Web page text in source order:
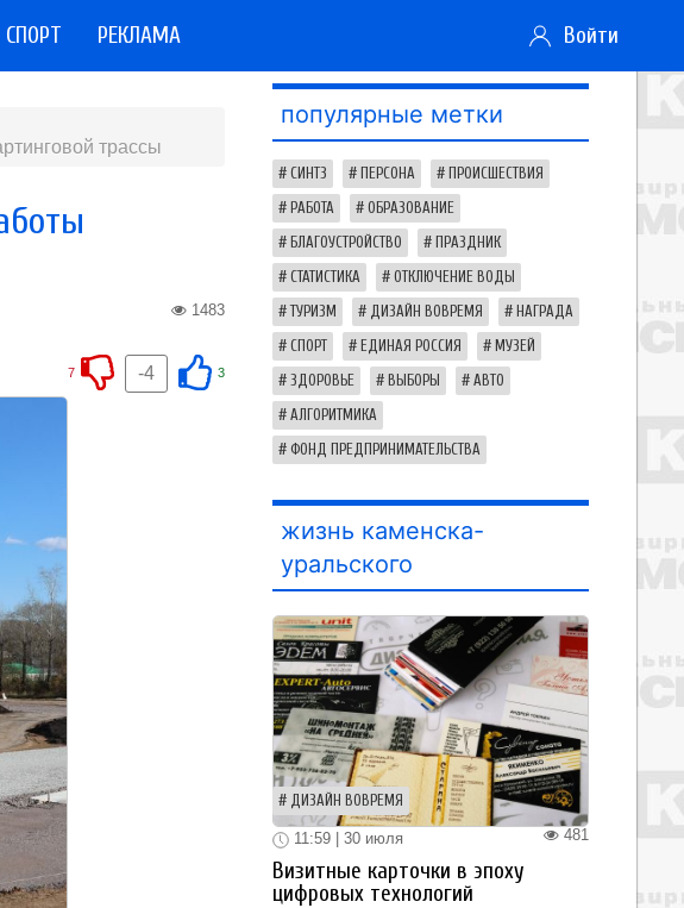
СПОРТ РЕКЛАМА Войти
трассы
1483
3
-4
7
популярные метки
СИНТЗ ПЕРСОНА ПРОИСШЕСТВИЯ
РАБОТА ОБРАЗОВАНИЕ
БЛАГОУСТРОЙСТВО ПРАЗДНИК
СТАТИСТИКА ОТКЛЮЧЕНИЕ ВОДЫ
ТУРИЗМ ДИЗАЙН ВОВРЕМЯ НАГРАДА
СПОРТ ЕДИНАЯ РОССИЯ МУЗЕЙ
ЗДОРОВЬЕ ВЫБОРЫ АВТО
АЛГОРИТМИКА
ФОНД ПРЕДПРИНИМАТЕЛЬСТВА
жизнь каменска-
уральского
ДИЗАЙН ВОВРЕМЯ
481
11:59 | 30 июля
Визитные карточки в эпоху
цифровых технологий